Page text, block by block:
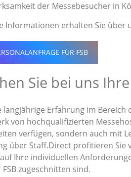
der Messebesucher in
Informationen erhalten Sie über
FÜR FSB
Sie bei uns
langjährige Erfahrung im
von hochqualifizierten
verfügen, sondern auch mit
über Staff.Direct profitieren Sie
Ihre individuellen
zugeschnitten sind.